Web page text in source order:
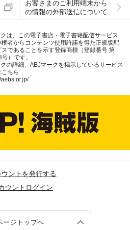
お客さまのご利用端末から
の情報の外部送信について
は、この電子書店・電子書籍配信サービス
権者からコンテンツ使用許諾を得た正規版配
スであることを示す登録商標（登録番号 第
）です。
の詳細、ABJマークを掲示しているサービス
ちら
aebs.or.jp/
ントを発行する
ウントログイン
ージトップへ